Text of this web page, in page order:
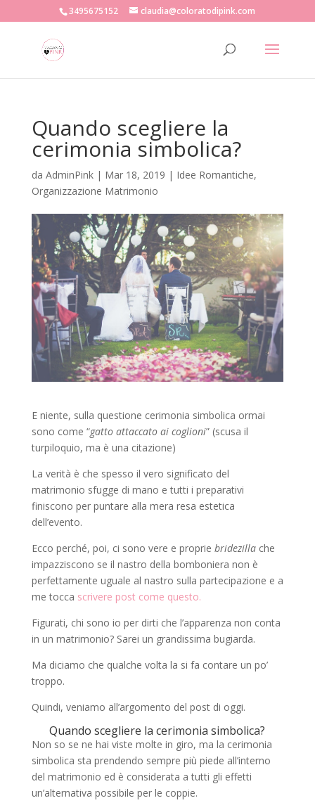
3495675152 claudia@coloratodipink.com
Quando scegliere la
cerimonia simbolica?
da AdminPink| Mar 18, 2019 | Idee Romantiche,
Organizzazione Matrimonio
E niente, sulla questione cerimonia simbolica ormai
sono come “gatto attaccato ai coglioni” (scusa il
turpiloquio, ma è una citazione)
La verità è che spesso il vero significato del
matrimonio sfugge di mano e tutti i preparativi
finiscono per puntare alla mera resa estetica
dell’evento.
Ecco perché, poi, ci sono vere e proprie bridezillache
impazziscono se il nastro della bomboniera non è
perfettamente uguale al nastro sulla partecipazione e a
me tocca scrivere post come questo.
Figurati, chi sono io per dirti che l’apparenza non conta
in un matrimonio? Sarei un grandissima bugiarda.
Ma diciamo che qualche volta la si fa contare un po’
troppo.
Quindi, veniamo all’argomento del post di oggi.
Quando scegliere la cerimonia simbolica?
Non so se ne hai viste molte in giro, ma la cerimonia
simbolica sta prendendo sempre più piede all’interno
del matrimonio ed è considerata a tutti gli effetti
un’alternativa possibile per le coppie.